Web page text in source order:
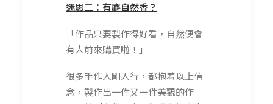
迷思二：有麝自然香？
「作品只要製作得好看，自然便會
有人前來購買啦！」
很多手作人剛入行，都抱着以上信
念，製作出一件又一件美觀的作